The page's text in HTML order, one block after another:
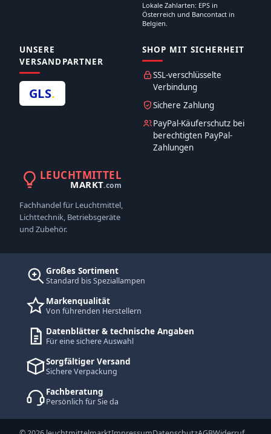
Lokale Zahlarten: EPS in
Österreich und Bancontact in
Belgien.
UNSERE
VERSANDPARTNER
GLS.
SHOP MIT SICHERHEIT
SSL-verschlüsselte
Verbindung
Sichere Zahlung
PayPal-Käuferschutz bei
berechtigten PayPal-
Zahlungen
LEUCHTMITTEL
MARKT.com
Fachhandel für Leuchtmittel,
Lichttechnik, Betriebsgeräte
und Zubehör.
Großes Sortiment
Standard bis Speziallampen
Markenqualität
Von führenden Herstellern
Datenblätter & technische Angaben
Für eine sichere Auswahl
Sorgfältiger Versand
Sichere Verpackung
Fachberatung
Persönlich für Sie da